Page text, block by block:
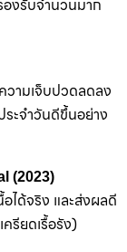
งรับจำนวนมาก
ามเจ็บปวดลดลง
ะจำวันดีขึ้นอย่าง
(2023)
ได้จริง และส่งผลดี
รียดเรื้อรัง)